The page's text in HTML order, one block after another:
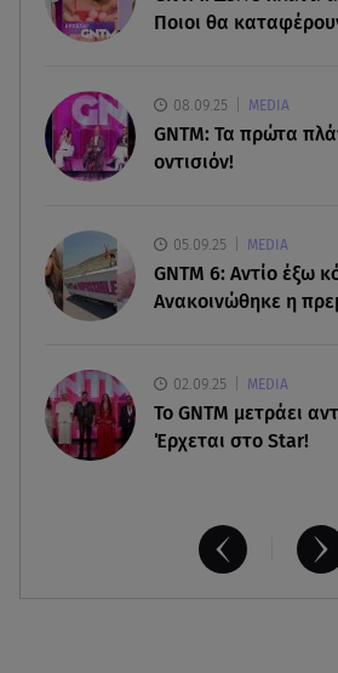
μεθυσμένο τουρίστα
Αλεξανδρούπολη: Ανασύρθηκε
αισθήσεις του ηλικιωμένος από
δηλητηρίασαν δύο δέντρα
Ποιοι θα
08.09.25 MEDIA
GNTM: Τα πρώτα
οντισιόν!
05.09.25 MEDIA
GNTM 6: Αντίο έξω
Ανακοινώθηκε η
02.09.25 MEDIA
Το GNTM μετράει
Έρχεται στο Star!